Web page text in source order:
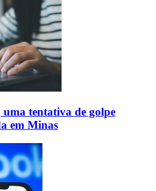
tentativa de golpe
em Minas